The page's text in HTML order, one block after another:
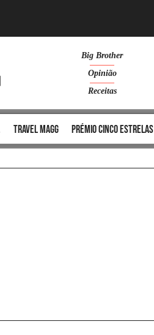
Big Brother
Opinião
Receitas
Travel MAGG Prémio Cinco Estrelas